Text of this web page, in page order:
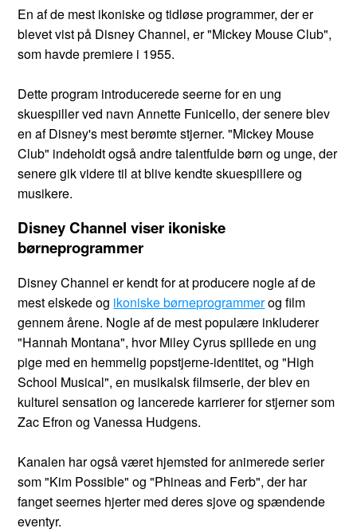
En af de mest ikoniske og tidløse programmer, der er
blevet vist på Disney Channel, er "Mickey Mouse Club",
som havde premiere i 1955.
Dette program introducerede seerne for en ung
skuespiller ved navn Annette Funicello, der senere blev
en af Disney's mest berømte stjerner. "Mickey Mouse
Club" indeholdt også andre talentfulde børn og unge, der
senere gik videre til at blive kendte skuespillere og
musikere.
Disney Channel viser ikoniske
børneprogrammer
Disney Channel er kendt for at producere nogle af de
mest elskede og ikoniske børneprogrammerog film
gennem årene. Nogle af de mest populære inkluderer
"Hannah Montana", hvor Miley Cyrus spillede en ung
pige med en hemmelig popstjerne-identitet, og "High
School Musical", en musikalsk filmserie, der blev en
kulturel sensation og lancerede karrierer for stjerner som
Zac Efron og Vanessa Hudgens.
Kanalen har også været hjemsted for animerede serier
som "Kim Possible" og "Phineas and Ferb", der har
fanget seernes hjerter med deres sjove og spændende
eventyr.